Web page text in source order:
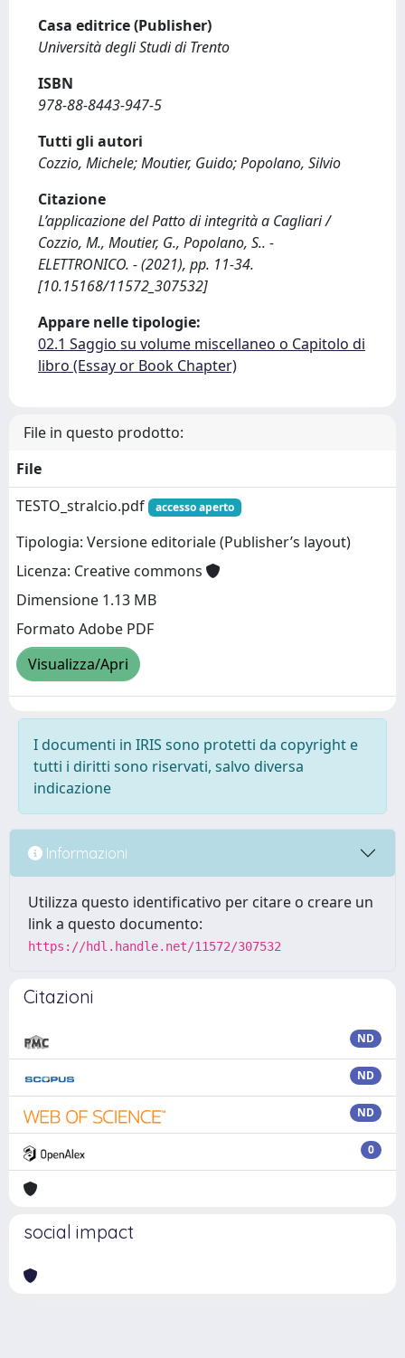
Casa editrice (Publisher)
Università degli Studi di Trento
ISBN
978-88-8443-947-5
Tutti gli autori
Cozzio, Michele; Moutier, Guido; Popolano, Silvio
Citazione
L’applicazione del Patto di integrità a Cagliari /
Cozzio, M., Moutier, G., Popolano, S.. -
ELETTRONICO. - (2021), pp. 11-34.
[10.15168/11572_307532]
Appare nelle tipologie:
02.1 Saggio su volume miscellaneo o Capitolo di
libro (Essay or Book Chapter)
File in questo prodotto:
File
TESTO_stralcio.pdf
accesso aperto
Tipologia: Versione editoriale (Publisher’s layout)
Licenza: Creative commons
Dimensione 1.13 MB
Formato Adobe PDF
Visualizza/Apri
I documenti in IRIS sono protetti da copyright e
tutti i diritti sono riservati, salvo diversa
indicazione
Informazioni
Utilizza questo identificativo per citare o creare un
link a questo documento:
https://hdl.handle.net/11572/307532
Citazioni
ND
ND
ND
0
social impact